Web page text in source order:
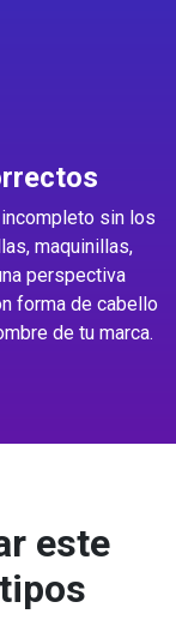
sin los
maquinillas,
perspectiva
forma de cabello
de tu marca.
este